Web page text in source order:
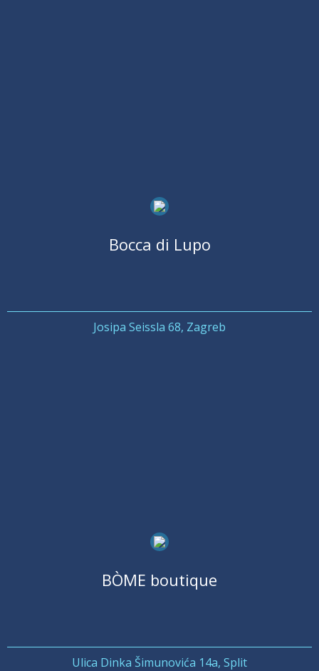
Bocca di Lupo
Josipa Seissla 68, Zagreb
BÒME boutique
Ulica Dinka Šimunovića 14a, Split